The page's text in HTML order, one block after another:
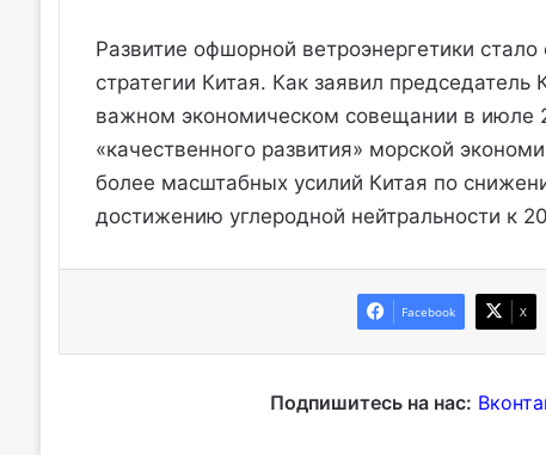
Развитие офшорной ветроэнергетики
стратегии Китая. Как заявил
важном экономическом совещании в июле
«качественного развития» морской
более масштабных усилий Китая по
достижению углеродной нейтральности к
Facebook X
Подпишитесь на нас: